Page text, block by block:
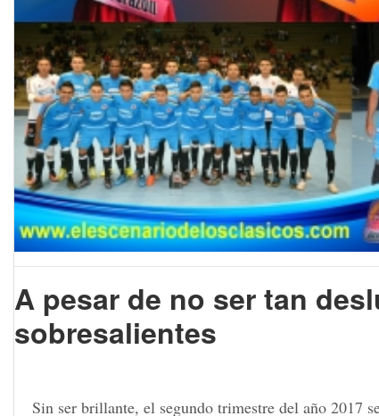
A pesar de no ser tan
sobresalientes
Sin ser brillante, el segundo trimestre del año 2017